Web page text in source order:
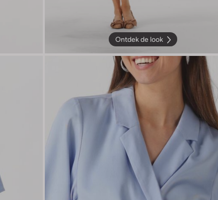
Ontdek de look